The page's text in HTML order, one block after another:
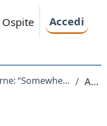
Ospite Accedi
Nathaniel Hawthorne: “Somewhere between the real world and fairy-land” Annunci